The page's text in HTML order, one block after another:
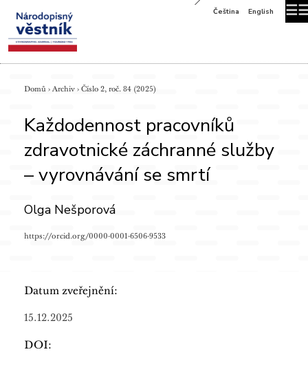
☰
Čeština English
Domů › Archiv › Číslo 2, roč. 84 (2025)
Každodennost pracovníků
zdravotnické záchranné služby
– vyrovnávání se smrtí
Olga Nešporová
https://orcid.org/0000-0001-6506-9533
Datum zveřejnění:
15.12.2025
DOI: